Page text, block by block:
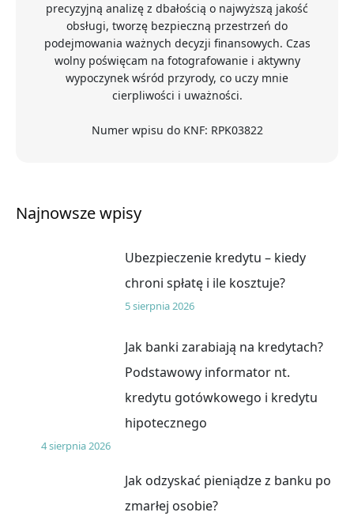
precyzyjną analizę z dbałością o najwyższą jakość
obsługi, tworzę bezpieczną przestrzeń do
podejmowania ważnych decyzji finansowych. Czas
wolny poświęcam na fotografowanie i aktywny
wypoczynek wśród przyrody, co uczy mnie
cierpliwości i uważności.
Numer wpisu do KNF: RPK03822
Najnowsze wpisy
Ubezpieczenie kredytu – kiedy
chroni spłatę i ile kosztuje?
5 sierpnia 2026
Jak banki zarabiają na kredytach?
Podstawowy informator nt.
kredytu gotówkowego i kredytu
hipotecznego
4 sierpnia 2026
Jak odzyskać pieniądze z banku po
zmarłej osobie?